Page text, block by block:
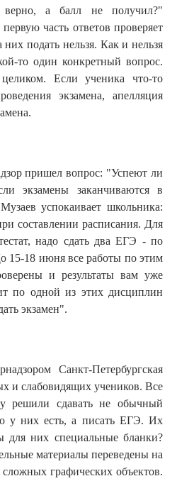
верно, а балл не получил?"
часть ответов проверяет
подать нельзя. Как и нельзя
то один конкретный вопрос.
целиком. Если ученика что-то
экзамена, апелляция
пришел вопрос: "Успеют ли
экзамены заканчиваются в
успокаивает школьника:
составлении расписания. Для
надо сдать два ЕГЭ - по
15-18 июня все работы по этим
и результаты вам уже
по одной из этих дисциплин
экзамен".
Санкт-Петербургская
и слабовидящих учеников. Все
решили сдавать не обычный
у них есть, а писать ЕГЭ. Их
для них специальные бланки?
материалы переведены на
графических объектов.